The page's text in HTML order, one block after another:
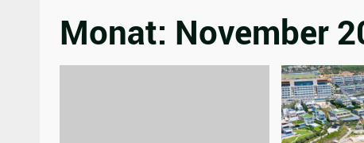
Monat: November